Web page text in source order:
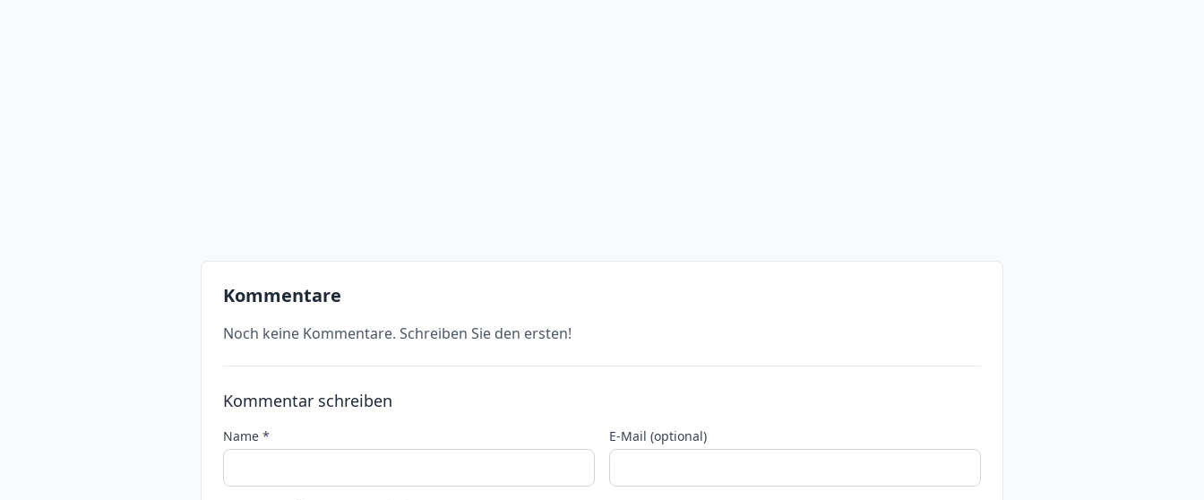
Kommentare
Noch keine Kommentare. Schreiben Sie den ersten!
Kommentar schreiben
Name * E-Mail (optional)